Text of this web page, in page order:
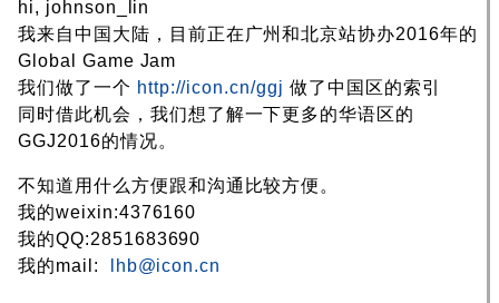
hi, johnson_lin
我来自中国大陆，目前正在广州和北京站协办2016年的
Global Game Jam
我们做了一个 http://icon.cn/ggj 做了中国区的索引
同时借此机会，我们想了解一下更多的华语区的
GGJ2016的情况。
不知道用什么方便跟和沟通比较方便。
我的weixin:4376160
我的QQ:2851683690
我的mail:
lhb@icon.cn